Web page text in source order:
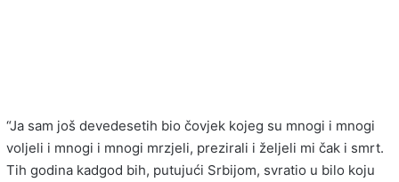
“Ja sam još devedesetih bio čovjek kojeg su mnogi i mnogi
voljeli i mnogi i mnogi mrzjeli, prezirali i željeli mi čak i smrt.
Tih godina kadgod bih, putujući Srbijom, svratio u bilo koju